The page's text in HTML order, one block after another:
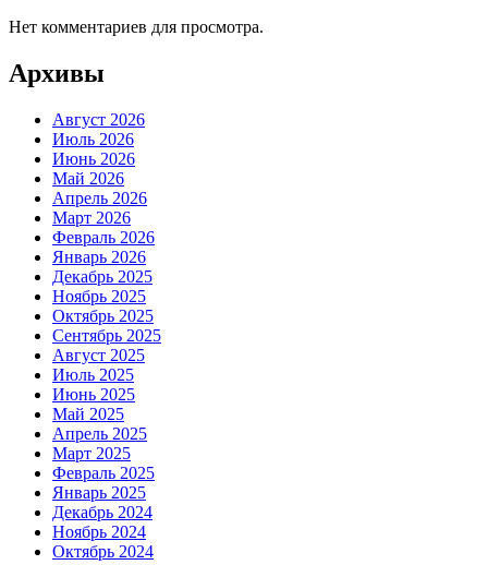
Нет комментариев для просмотра.
Архивы
Август 2026
Июль 2026
Июнь 2026
Май 2026
Апрель 2026
Март 2026
Февраль 2026
Январь 2026
Декабрь 2025
Ноябрь 2025
Октябрь 2025
Сентябрь 2025
Август 2025
Июль 2025
Июнь 2025
Май 2025
Апрель 2025
Март 2025
Февраль 2025
Январь 2025
Декабрь 2024
Ноябрь 2024
Октябрь 2024